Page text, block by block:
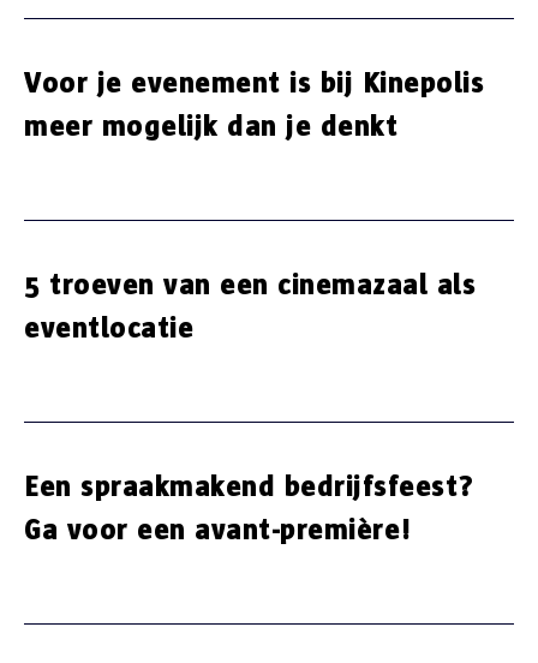
Voor je evenement is bij Kinepolis
meer mogelijk dan je denkt
5 troeven van een cinemazaal als
eventlocatie
Een spraakmakend bedrijfsfeest?
Ga voor een avant-première!